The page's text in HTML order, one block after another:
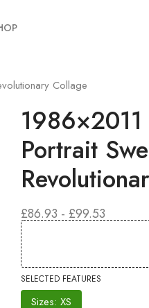
Collage
Portrait
£86.93 - £99.53
DI
£86.93
SELECTED FEATURES
Sizes: XS